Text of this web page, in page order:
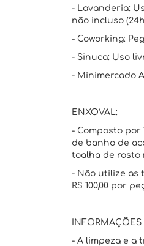
- Lavanderia:
não incluso
- Coworking:
- Sinuca: Uso
- Minimercado
ENXOVAL:
- Composto por
de banho de
toalha de rosto
- Não utilize as
R$ 100,00 por
- A limpeza e a